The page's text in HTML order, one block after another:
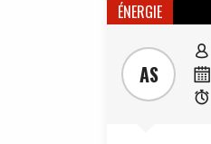
ÉNERGIE
AS


